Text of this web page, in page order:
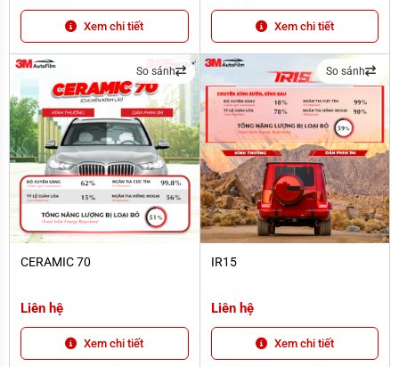
Xem chi tiết Xem chi tiết
So sánh
CERAMIC 70
Liên hệ
Xem chi tiết
So sánh
IR15
Liên hệ
Xem chi tiết